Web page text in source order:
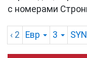
с номерами
‹ 2 Евр 3